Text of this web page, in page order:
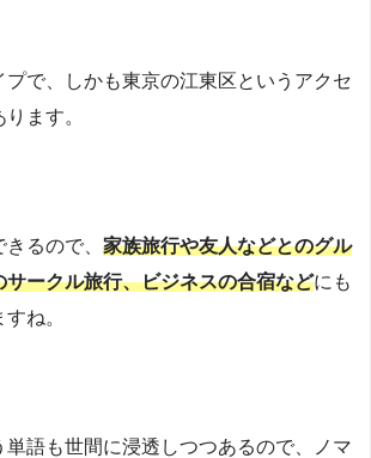
プで、しかも東京の江東区というアクセ
ます。
るので、 家族旅行や友人などとのグル
サークル旅行、ビジネスの合宿などにも
ね。
単語も世間に浸透しつつあるので、ノマ